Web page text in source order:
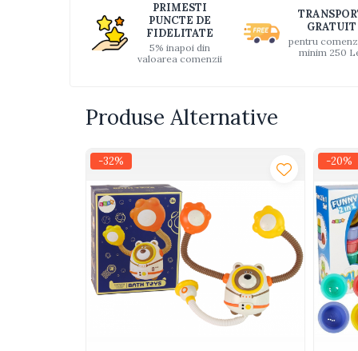
Table desen copii
Jucarii de baie
Interactive, educative si
Ateliere si unelte
Blocuri de constructie
Covorase de dans
PRIMESTI
PUNCTE DE
FIDELITATE
5% inapoi din
valoarea comenzii
GRATUIT
pentru
minim 250
Produse Alternative
-32% -20%